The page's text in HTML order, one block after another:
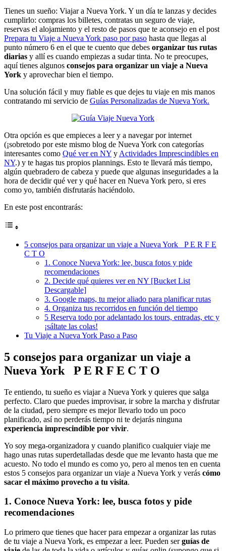
Tienes un sueño: Viajar a Nueva York. Y un día te lanzas y decides
cumplirlo: compras los billetes, contratas un seguro de viaje,
reservas el alojamiento y el resto de pasos que te aconsejo en el post
Prepara tu Viaje a Nueva York paso por paso hasta que llegas al
punto número 6 en el que te cuento que debes organizar tus rutas
diarias y allí es cuando empiezas a sudar tinta. No te preocupes,
aquí tienes algunos consejos para organizar un viaje a Nueva
York y aprovechar bien el tiempo.
Una solución fácil y muy fiable es que dejes tu viaje en mis manos
contratando mi servicio de Guías Personalizadas de Nueva York.
Otra opción es que empieces a leer y a navegar por internet
(¡sobretodo por este mismo blog de Nueva York con categorías
interesantes como Qué ver en NY y Actividades Imprescindibles en
NY.) y te hagas tus propios plannings. Esto te llevará más tiempo,
algún quebradero de cabeza y puede que algunas inseguridades a la
hora de decidir qué ver y qué hacer en Nueva York pero, si eres
como yo, también disfrutarás haciéndolo.
En este post encontrarás:
5 consejos para organizar un viaje a Nueva York P E R F E
C T O
1. Conoce Nueva York: lee, busca fotos y pide
recomendaciones
2. Decide qué quieres ver en NY [Bucket List
Descargable]
3. Google maps, tu mejor aliado para planificar rutas
4. Organiza tus recorridos en función del tiempo
5 Reserva todo por adelantado los tours, entradas, etc y
¡sáltate las colas!
Tu Viaje a Nueva York Paso a Paso
5 consejos para organizar un viaje a
Nueva York P E R F E C T O
Te entiendo, tu sueño es viajar a Nueva York y quieres que salga
perfecto. Claro que puedes improvisar, ir sobre la marcha y disfrutar
de la ciudad, pero siempre es mejor llevarlo todo un poco
planificado, así no perderás tiempo ni te dejarás ninguna
experiencia imprescindible por vivir.
Yo soy mega-organizadora y cuando planifico cualquier viaje me
hago unas rutas superdetalladas desde que me levanto hasta que me
acuesto. No todo el mundo es como yo, pero al menos ten en cuenta
estos 5 consejos para organizar un viaje a Nueva York y verás cómo
sacar el máximo provecho a tu visita.
1. Conoce Nueva York: lee, busca fotos y pide
recomendaciones
Lo primero que tienes que hacer para empezar a organizar las rutas
de tu viaje a Nueva York, es empezar a leer. Pueden serguías de